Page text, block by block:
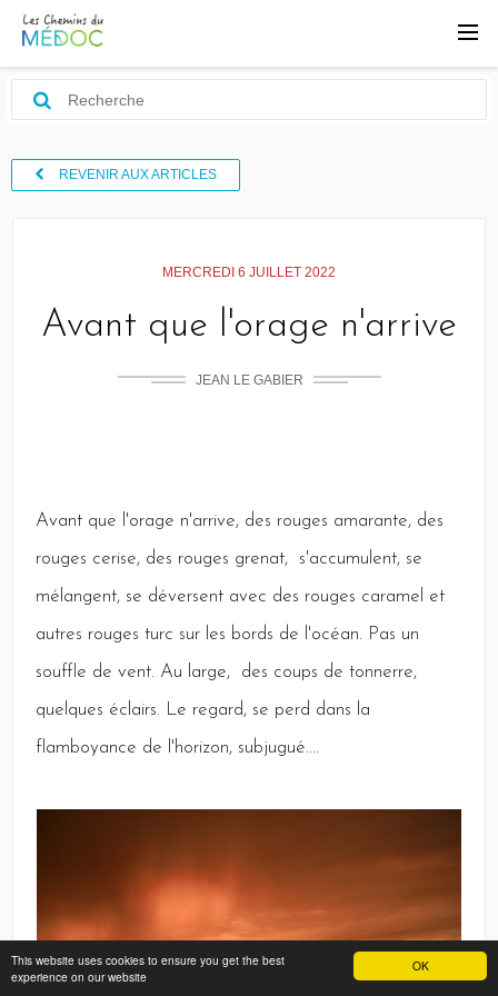
OK
This website uses cookies to ensure you get the best
experience on our website
REVENIR AUX ARTICLES
MERCREDI 6 JUILLET 2022
Avant que l'orage n'arrive
JEAN LE GABIER
Avant que l'orage n'arrive, des rouges amarante, des
rouges cerise, des rouges grenat, s'accumulent, se
mélangent, se déversent avec des rouges caramel et
autres rouges turc sur les bords de l'océan. Pas un
souffle de vent. Au large, des coups de tonnerre,
quelques éclairs. Le regard, se perd dans la
flamboyance de l'horizon, subjugué....